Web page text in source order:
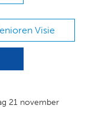
Visie
21 november